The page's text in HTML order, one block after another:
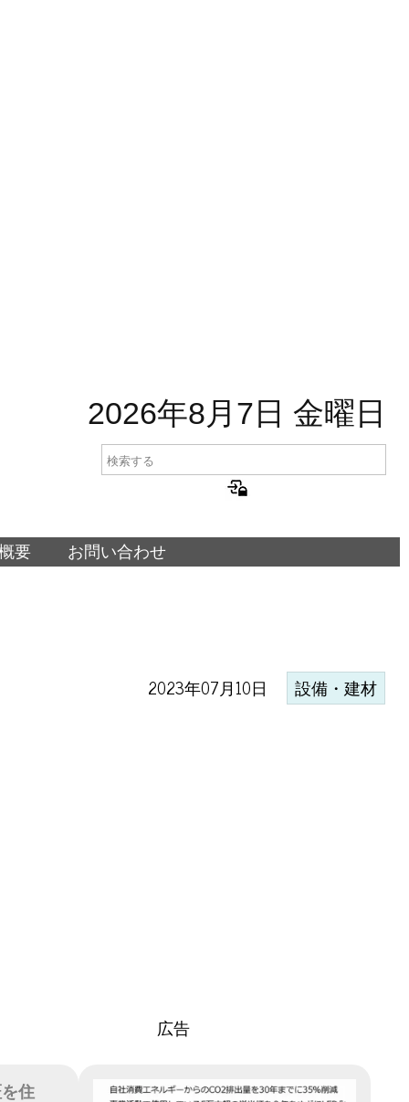
2026年8月7日 金曜日
要 お問い合わせ
2023年07月10日 設備・建材
広告
住